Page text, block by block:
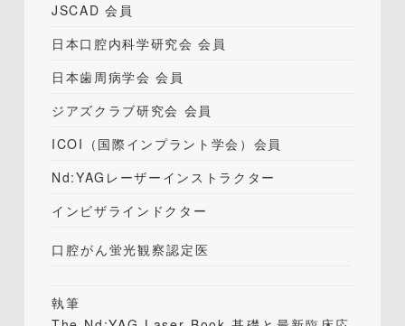
JSCAD 会員
日本口腔内科学研究会 会員
日本歯周病学会 会員
ジアズクラブ研究会 会員
ICOI（国際インプラント学会）会員
Nd:YAGレーザーインストラクター
インビザラインドクター
口腔がん蛍光観察認定医
執筆